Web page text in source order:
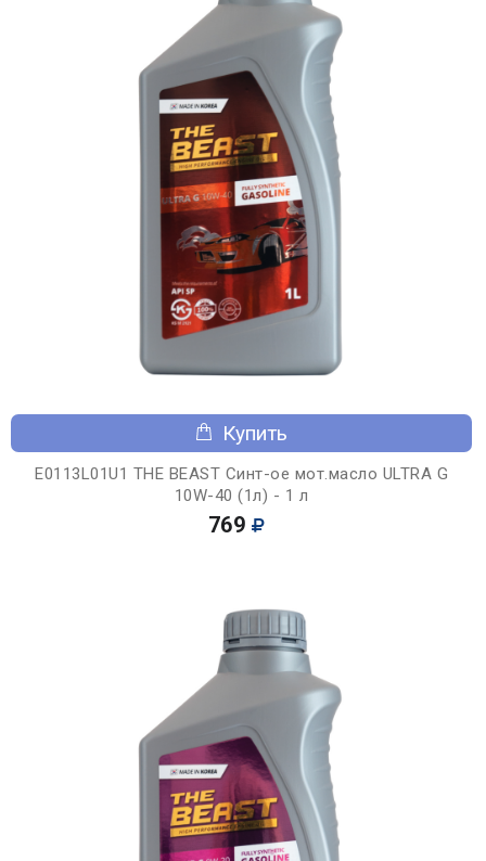
Купить
E0113L01U1 THE BEAST Синт-ое мот.масло ULTRA G
10W-40 (1л) - 1 л
769